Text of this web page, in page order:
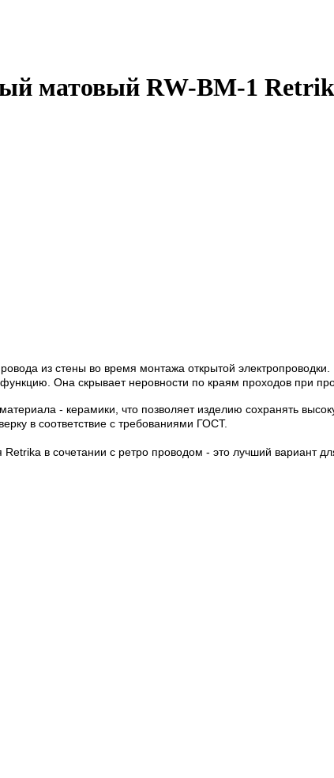
матовый RW-BM-1
из стены во время монтажа открытой
функцию. Она скрывает неровности по краям проходов при
- керамики, что позволяет изделию сохранять
в соответствие с требованиями ГОСТ.
в сочетании с ретро проводом - это лучший вариант